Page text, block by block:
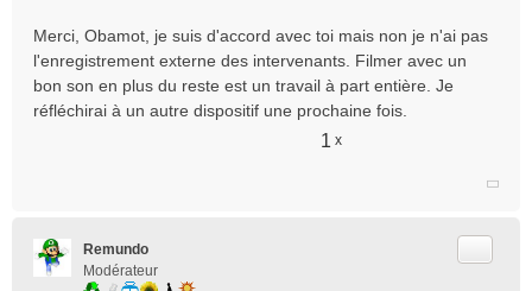
e
n
l
Merci, Obamot, je suis d'accord avec toi mais non je n'ai pas
l'enregistrement externe des intervenants. Filmer avec un
bon son en plus du reste est un travail à part entière. Je
réfléchirai à un autre dispositif une prochaine fois.
1 x
Remundo
Modérateur